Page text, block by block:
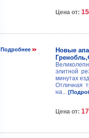
Цена от:
Подробнее
Новые
элитной
минутах
Отличная
на...
Цена от: